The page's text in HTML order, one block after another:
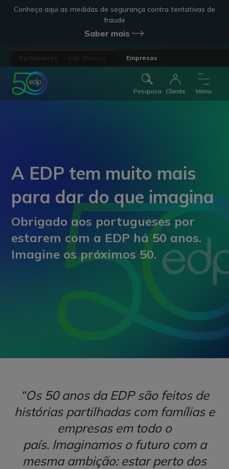
Conheça aqui as medidas de segurança contra tentativas de
fraude
Saber mais
Empresas
Pesquisa Cliente Menu
A EDP tem muito mais
para dar do que imagina
Obrigado aos portugueses por
estarem com a EDP há 50 anos.
Imagine os próximos 50.
“Os 50 anos da EDP são feitos de
histórias partilhadas com famílias e
empresas em todo o
país. Imaginamos o futuro com a
mesma ambição: estar perto dos